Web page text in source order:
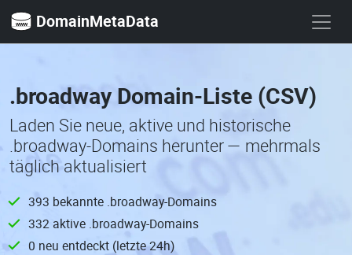
DomainMetaData
.broadway Domain-Liste (CSV)
Laden Sie neue, aktive und historische
.broadway-Domains herunter — mehrmals
täglich aktualisiert
393 bekannte .broadway-Domains
332 aktive .broadway-Domains
0 neu entdeckt (letzte 24h)